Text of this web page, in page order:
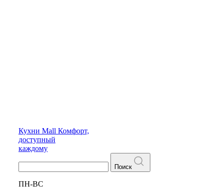
Кухни Mall Комфорт,
доступный
каждому
Поиск
ПН-ВС